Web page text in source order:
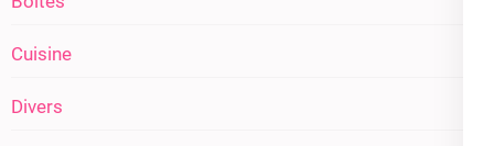
Cuisine
Divers